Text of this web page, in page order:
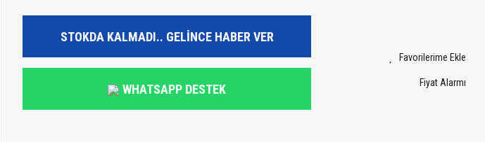
STOKDA KALMADI.. GELİNCE HABER VER
WHATSAPP DESTEK Fiyat Alarmı